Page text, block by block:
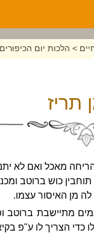
> הלכות יום הכיפורים
תריז
מאכל ואם לא
כוש ברוטב
לה מן האיסור עצמו.
מתיישבת ברוטב
הצריך לו ע"פ